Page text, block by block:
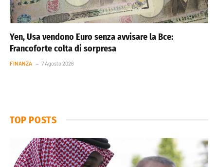
Yen, Usa vendono Euro senza avvisare la Bce:
Francoforte colta di sorpresa
FINANZA 7 Agosto 2026
TOP POSTS